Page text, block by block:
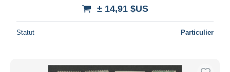
± 14,91 $US
Statut Particulier